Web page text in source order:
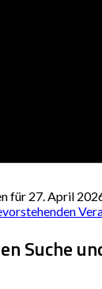
für 27. April
Suche